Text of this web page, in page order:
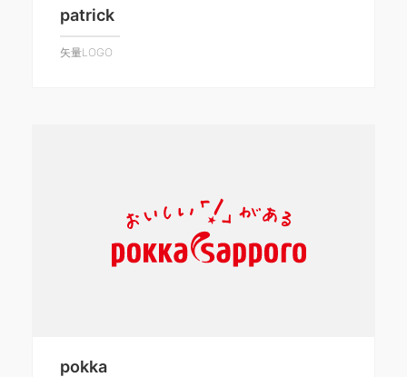
patrick
矢量LOGO
pokka